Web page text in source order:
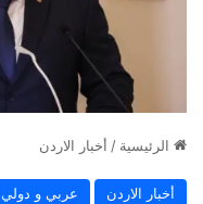
الرئيسية / أخبار الاردن
أخبار الاردن عربي و دولي